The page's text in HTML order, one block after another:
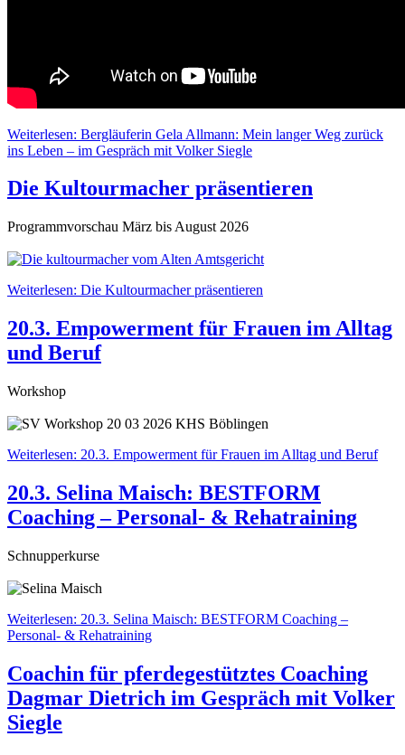
Weiterlesen: Bergläuferin Gela Allmann: Mein langer Weg zurück
ins Leben – im Gespräch mit Volker Siegle
Die Kultourmacher präsentieren
Programmvorschau März bis August 2026
Weiterlesen: Die Kultourmacher präsentieren
20.3. Empowerment für Frauen im Alltag
und Beruf
Workshop
Weiterlesen: 20.3. Empowerment für Frauen im Alltag und Beruf
20.3. Selina Maisch: BESTFORM
Coaching – Personal- & Rehatraining
Schnupperkurse
Weiterlesen: 20.3. Selina Maisch: BESTFORM Coaching –
Personal- & Rehatraining
Coachin für pferdegestütztes Coaching
Dagmar Dietrich im Gespräch mit Volker
Siegle